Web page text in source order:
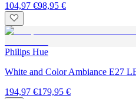
104,97 €98,95 €
Philips Hue
White and Color Ambiance E27
194,97 €179,95 €